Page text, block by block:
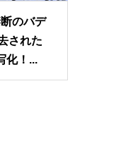
のバデ
された
化！...